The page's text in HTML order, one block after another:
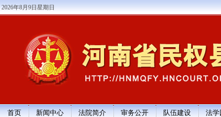
2026年8月9日星期日
首页 新闻中心 法院简介 审务公开 队伍建设 法学